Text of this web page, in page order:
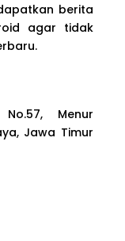
berita
agar tidak
Menur
Jawa Timur